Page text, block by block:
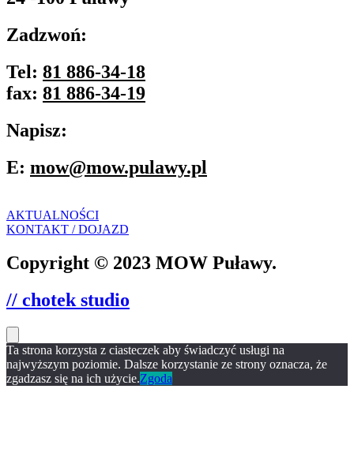
Zadzwoń:
Tel: 81 886-34-18
fax: 81 886-34-19
Napisz:
E: mow@mow.pulawy.pl
AKTUALNOŚCI
KONTAKT / DOJAZD
Copyright © 2023 MOW Puławy.
// chotek studio
Ta strona korzysta z ciasteczek aby świadczyć usługi na
najwyższym poziomie. Dalsze korzystanie ze strony oznacza, że
zgadzasz się na ich użycie.Zgoda